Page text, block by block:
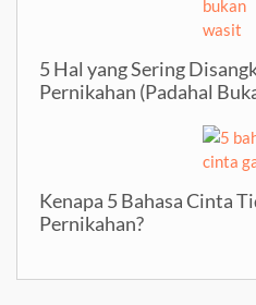
5 Hal yang Sering
Pernikahan (Padahal
Kenapa 5 Bahasa Cinta
Pernikahan?